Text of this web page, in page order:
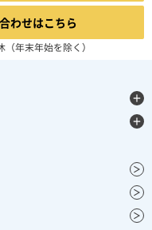
わせはこちら
年末年始を除く）